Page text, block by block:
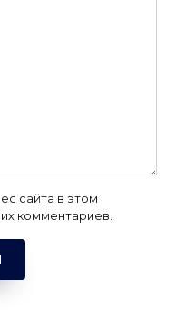
сайта в этом
комментариев.